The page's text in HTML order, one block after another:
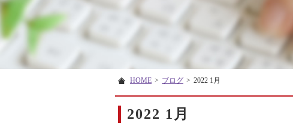
HOME > ブログ > 2022 1月
2022 1月